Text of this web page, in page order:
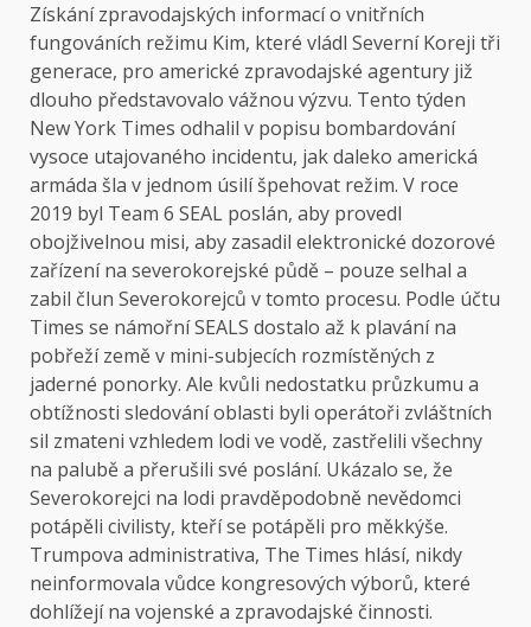
Získání zpravodajských informací o vnitřních
fungováních režimu Kim, které vládl Severní Koreji tři
generace, pro americké zpravodajské agentury již
dlouho představovalo vážnou výzvu. Tento týden
New York Times odhalil v popisu bombardování
vysoce utajovaného incidentu, jak daleko americká
armáda šla v jednom úsilí špehovat režim. V roce
2019 byl Team 6 SEAL poslán, aby provedl
obojživelnou misi, aby zasadil elektronické dozorové
zařízení na severokorejské půdě – pouze selhal a
zabil člun Severokorejců v tomto procesu. Podle účtu
Times se námořní SEALS dostalo až k plavání na
pobřeží země v mini-subjecích rozmístěných z
jaderné ponorky. Ale kvůli nedostatku průzkumu a
obtížnosti sledování oblasti byli operátoři zvláštních
sil zmateni vzhledem lodi ve vodě, zastřelili všechny
na palubě a přerušili své poslání. Ukázalo se, že
Severokorejci na lodi pravděpodobně nevědomci
potápěli civilisty, kteří se potápěli pro měkkýše.
Trumpova administrativa, The Times hlásí, nikdy
neinformovala vůdce kongresových výborů, které
dohlížejí na vojenské a zpravodajské činnosti.